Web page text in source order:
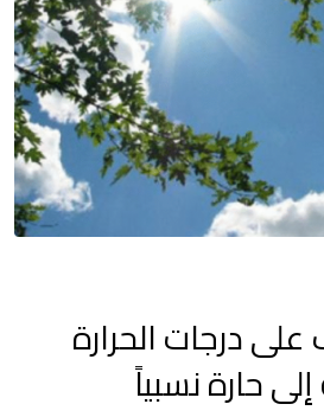
درجات الحرارة
حارة نسبياً